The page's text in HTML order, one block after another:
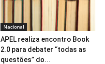
Nacional
APEL realiza encontro Book
2.0 para debater “todas as
questões” do...